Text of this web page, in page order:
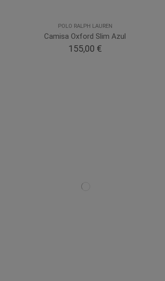
POLO RALPH LAUREN
Camisa Oxford Slim Azul
155,00 €